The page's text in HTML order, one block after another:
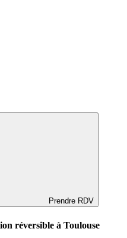
Prendre RDV
réversible à Toulouse